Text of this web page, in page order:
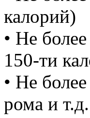
калорий)
• Не
150-ти
• Не
рома и